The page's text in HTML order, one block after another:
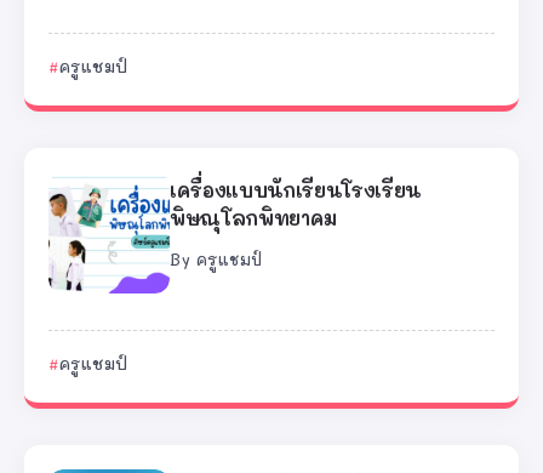
ครูแชมป์
เครื่องแบบนักเรียนโรงเรียน
พิษณุโลกพิทยาคม
By ครูแชมป์
ครูแชมป์